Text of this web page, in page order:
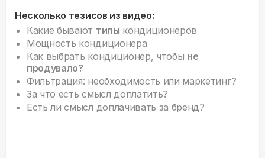
Несколько тезисов из видео:
Какие бывают типы кондиционеров
Мощность кондиционера
Как выбрать кондиционер, чтобы не
продувало?
Фильтрация: необходимость или маркетинг?
За что есть смысл доплатить?
Есть ли смысл доплачивать за бренд?